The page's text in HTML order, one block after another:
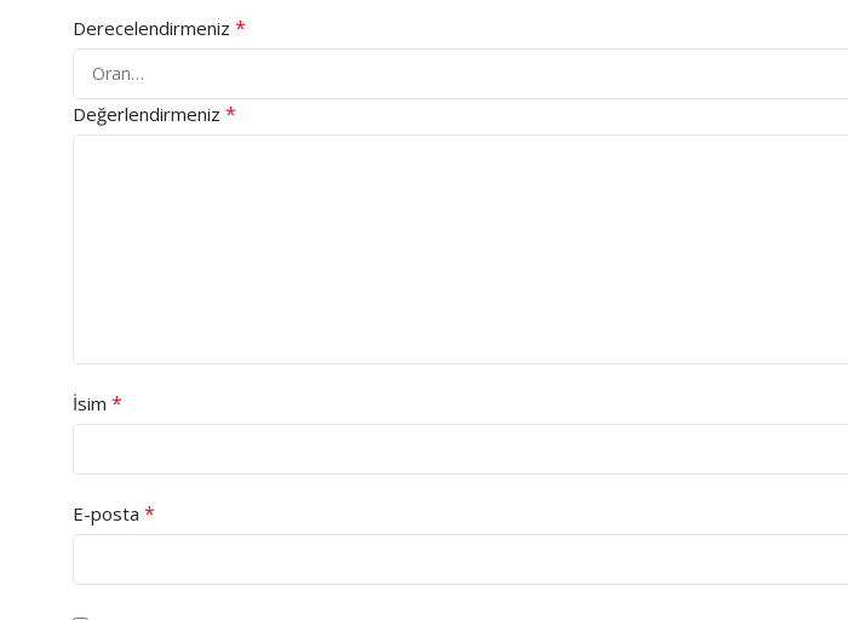
Derecelendirmeniz *
Değerlendirmeniz *
İsim *
E-posta *